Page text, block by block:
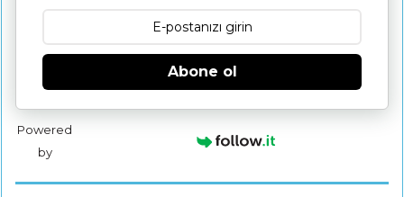
Abone ol
Powered
by